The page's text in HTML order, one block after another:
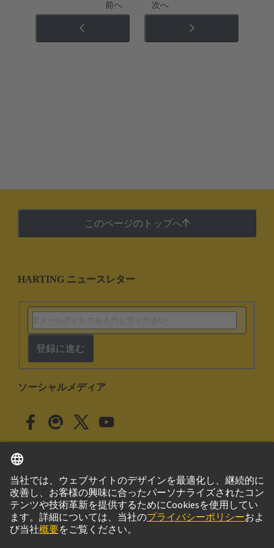
前へ 次へ
このページのトップへ
HARTING ニュースレター
登録に進む
ソーシャルメディア
日本 日本語
© ハーティング株式会社